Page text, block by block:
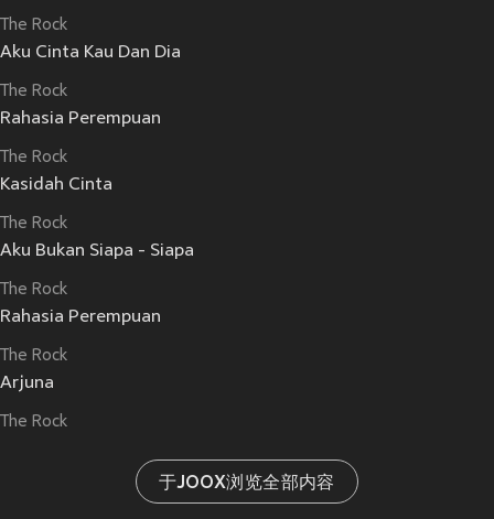
The Rock
Aku Cinta Kau Dan Dia
The Rock
Rahasia Perempuan
The Rock
Kasidah Cinta
The Rock
Aku Bukan Siapa - Siapa
The Rock
Rahasia Perempuan
The Rock
Arjuna
The Rock
于JOOX浏览全部内容